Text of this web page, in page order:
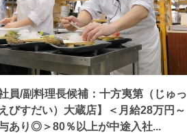
社員/副料理長候補：十方夷第（じゅっ
びすだい）大蔵店】＜月給28万円～
あり◎＞80％以上が中途入社...